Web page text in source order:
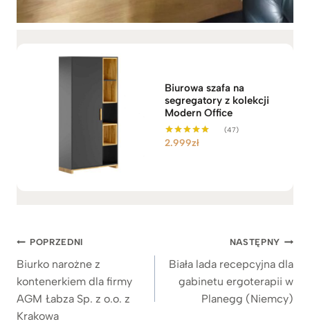
Biurowa szafa na
segregatory z kolekcji
Modern Office
Oceniono
(47)
2.999zł
Nawigacja
wpisu
POPRZEDNI
Biurko narożne z
kontenerkiem dla firmy
AGM Łabza Sp. z o.o. z
Krakowa
NASTĘPNY
Biała lada recepcyjna dla
gabinetu ergoterapii w
Planegg (Niemcy)